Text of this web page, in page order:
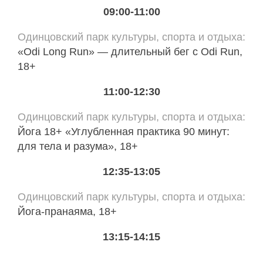
09:00-11:00
Одинцовский парк культуры, спорта и отдыха
«Odi Long Run» — длительный бег с Odi Run,
18+
11:00-12:30
Одинцовский парк культуры, спорта и отдыха
Йога 18+ «Углубленная практика 90 минут:
для тела и разума», 18+
12:35-13:05
Одинцовский парк культуры, спорта и отдыха
Йога-пранаяма, 18+
13:15-14:15